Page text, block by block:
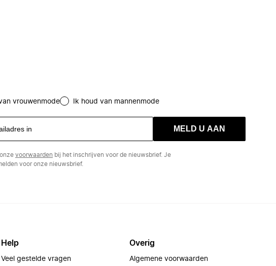
vrouwenmode Ik houd van mannenmode
MELD U AAN
voorwaarden bij het inschrijven voor de nieuwsbrief. Je
voor onze nieuwsbrief.
Help
Veel gestelde vragen
Overig
Algemene voorwaarden